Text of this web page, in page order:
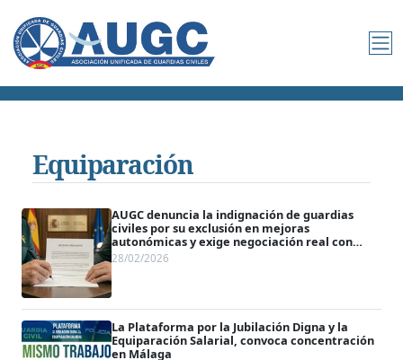
Equiparación
AUGC denuncia la indignación de guardias
civiles por su exclusión en mejoras
autonómicas y exige negociación real con
Interior
28/02/2026
La Plataforma por la Jubilación Digna y la
Equiparación Salarial, convoca concentración
en Málaga